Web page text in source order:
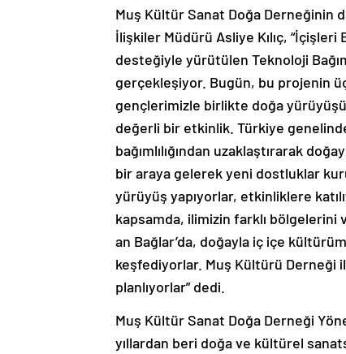
Muş Kültür Sanat Doğa Derneğinin
İlişkiler Müdürü Asliye Kılıç,
desteğiyle yürütülen Teknoloji
gerçekleşiyor. Bugün, bu projenin
gençlerimizle birlikte doğa
değerli bir etkinlik. Türkiye
bağımlılığından uzaklaştırarak
bir araya gelerek yeni dostluklar
yürüyüş yapıyorlar, etkinliklere
kapsamda, ilimizin farklı bölgelerini
an Bağlar’da, doğayla iç içe
keşfediyorlar. Muş Kültürü Derneği
planlıyorlar” dedi.
Muş Kültür Sanat Doğa Derneği
yıllardan beri doğa ve kültürel